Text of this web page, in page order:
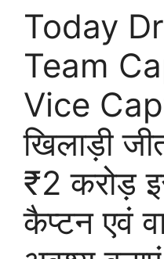
Today
Team
Vice
खिलाड़ी
₹2 करोड़
कैप्टन एवं